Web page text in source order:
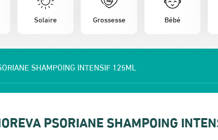
Solaire Grossesse Bébé
SHAMPOING INTENSIF 125ML
PSORIANE SHAMPOING